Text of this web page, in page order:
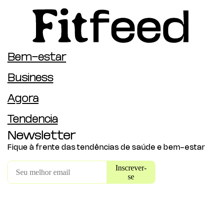
Bem-estar
Business
Agora
Tendência
Newsletter
Fique à frente das tendências de saúde e bem-estar